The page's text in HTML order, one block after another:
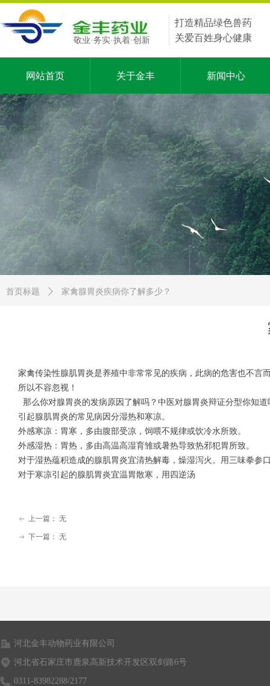
网站首页 关于金丰 新闻中心
敬业·务实·执着·创新
打造精品绿色兽药
关爱百姓身心健康
家禽传染性腺肌胃炎是养殖中非常常见的疾病，此病的危害也不
所以不容忽视！
那么你对腺胃炎的发病原因了解吗？中医对腺胃炎辩证分型你知道
引起腺肌胃炎的常见病因分湿热和寒凉。
外感寒凉：胃寒，多由腹部受凉，饲喂不规律或饮冷水所致。
外感湿热：胃热，多由高温高湿育雏或暑热导致热邪犯胃所致。
对于湿热蕴积造成的腺肌胃炎宜清热解毒，燥湿泻火。用三味拳参
对于寒凉引起的腺肌胃炎宜温胃散寒，用四逆汤
ꂃ 上一篇： 无
ꁹ 下一篇： 无
首页标题 ꄲ 家禽腺胃炎疾病你了解多少？
河北金丰动物药业有限公司
河北省石家庄市鹿泉高新技术开发区双剑路6号
0311-83982288/2177